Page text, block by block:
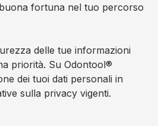
fortuna nel tuo percorso
delle tue informazioni
priorità. Su Odontool®
dei tuoi dati personali in
sulla privacy vigenti.